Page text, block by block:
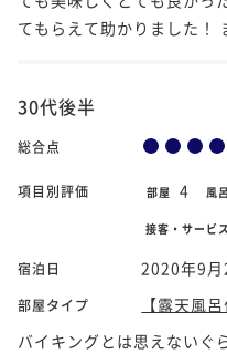
てもらえて助かりました！
30代後半
総合点
項目別評価 部屋 4 風呂
接客・サービス
宿泊日 2020年9月
部屋タイプ
【露天風
バイキングとは思えないぐ